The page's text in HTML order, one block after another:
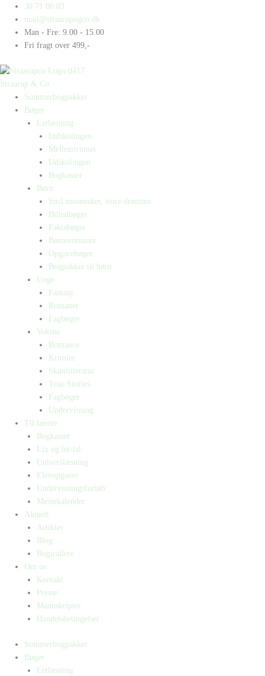
indholdet
30 71 00 03
mail@straarupogco.dk
Man - Fre: 9.00 - 15.00
Fri fragt over 499,-
Straarup & Co
Sommerbogpakker
Bøger
Letlæsning
Indskolingen
Mellemtrinnet
Udskolingen
Bogkasser
Børn
Små mennesker, store drømme
Billedbøger
Faktabøger
Børneromaner
Opgavebøger
Bogpakker til børn
Unge
Fantasy
Romaner
Fagbøger
Voksne
Romance
Krimier
Skønlitteratur
True Stories
Fagbøger
Undervisning
Til lærere
Bogkasser
Lix og let-tal
Universlæsning
Elevopgaver
Undervisningsforløb
Messekalender
Aktuelt
Artikler
Blog
Bogtrailere
Om os
Kontakt
Presse
Manuskripter
Handelsbetingelser
Sommerbogpakker
Bøger
Letlæsning
Products
search
Products
search
Bronzealderen